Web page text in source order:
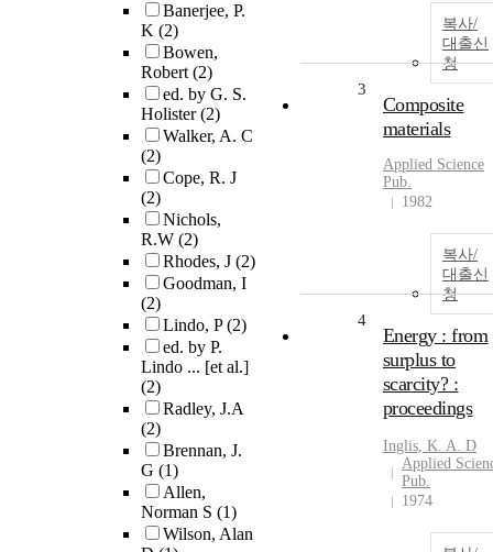
Banerjee, P.
K (2)
Bowen,
Robert(2)
ed. by G. S.
Holister(2)
Walker, A. C
(2)
Cope, R. J
(2)
Nichols,
R.W (2)
Rhodes, J (2)
Goodman, I
(2)
Lindo, P(2)
ed. by P.
Lindo ... [et al.]
(2)
Radley, J.A
(2)
Brennan, J.
G (1)
Allen,
Norman S (1)
Wilson, Alan
복사/
대출신
청
3
Composite
materials
Applied Science
Pub.
1982
복사/
대출신
청
4
Energy : from
surplus to
scarcity? :
proceedings
Inglis, K. A. D
Applied
Pub.
1974